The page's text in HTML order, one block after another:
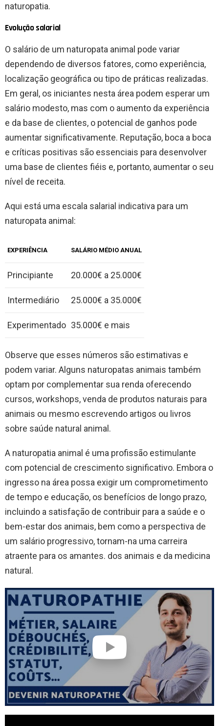
naturopatia.
Evolução salarial
O salário de um naturopata animal pode variar
dependendo de diversos fatores, como experiência,
localização geográfica ou tipo de práticas realizadas.
Em geral, os iniciantes nesta área podem esperar um
salário modesto, mas com o aumento da experiência
e da base de clientes, o potencial de ganhos pode
aumentar significativamente. Reputação, boca a boca
e críticas positivas são essenciais para desenvolver
uma base de clientes fiéis e, portanto, aumentar o seu
nível de receita.
Aqui está uma escala salarial indicativa para um
naturopata animal:
EXPERIÊNCIA SALÁRIO MÉDIO ANUAL
Principiante 20.000€ a 25.000€
Intermediário 25.000€ a 35.000€
Experimentado 35.000€ e mais
Observe que esses números são estimativas e
podem variar. Alguns naturopatas animais também
optam por complementar sua renda oferecendo
cursos, workshops, venda de produtos naturais para
animais ou mesmo escrevendo artigos ou livros
sobre saúde natural animal.
A naturopatia animal é uma profissão estimulante
com potencial de crescimento significativo. Embora o
ingresso na área possa exigir um comprometimento
de tempo e educação, os benefícios de longo prazo,
incluindo a satisfação de contribuir para a saúde e o
bem-estar dos animais, bem como a perspectiva de
um salário progressivo, tornam-na uma carreira
atraente para os amantes. dos animais e da medicina
natural.